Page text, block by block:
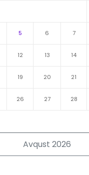
Avqust 2026
5 6 7
12 13 14
19 20 21
26 27 28